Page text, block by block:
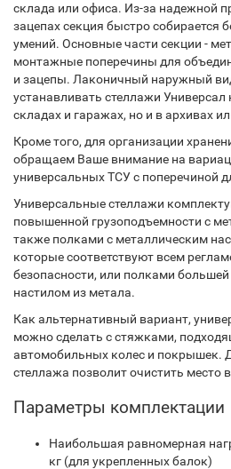
склада или офиса. Из-за надежной
зацепах секция быстро собирается
умений. Основные части секции -
монтажные поперечины для
и зацепы. Лаконичный наружный
устанавливать стеллажи Универсал
складах и гаражах, но и в архивах
Кроме того, для организации
обращаем Ваше внимание на
универсальных ТСУ с поперечиной
Универсальные стеллажи
повышенной грузоподъемности с
также полками с металлическим
которые соответствуют всем
безопасности, или полками
настилом из метала.
Как альтернативный вариант,
можно сделать с стяжками,
автомобильных колес и покрышек.
стеллажа позволит очистить место
Параметры комплектации
Наибольшая равномерная
кг (для укрепленных балок)